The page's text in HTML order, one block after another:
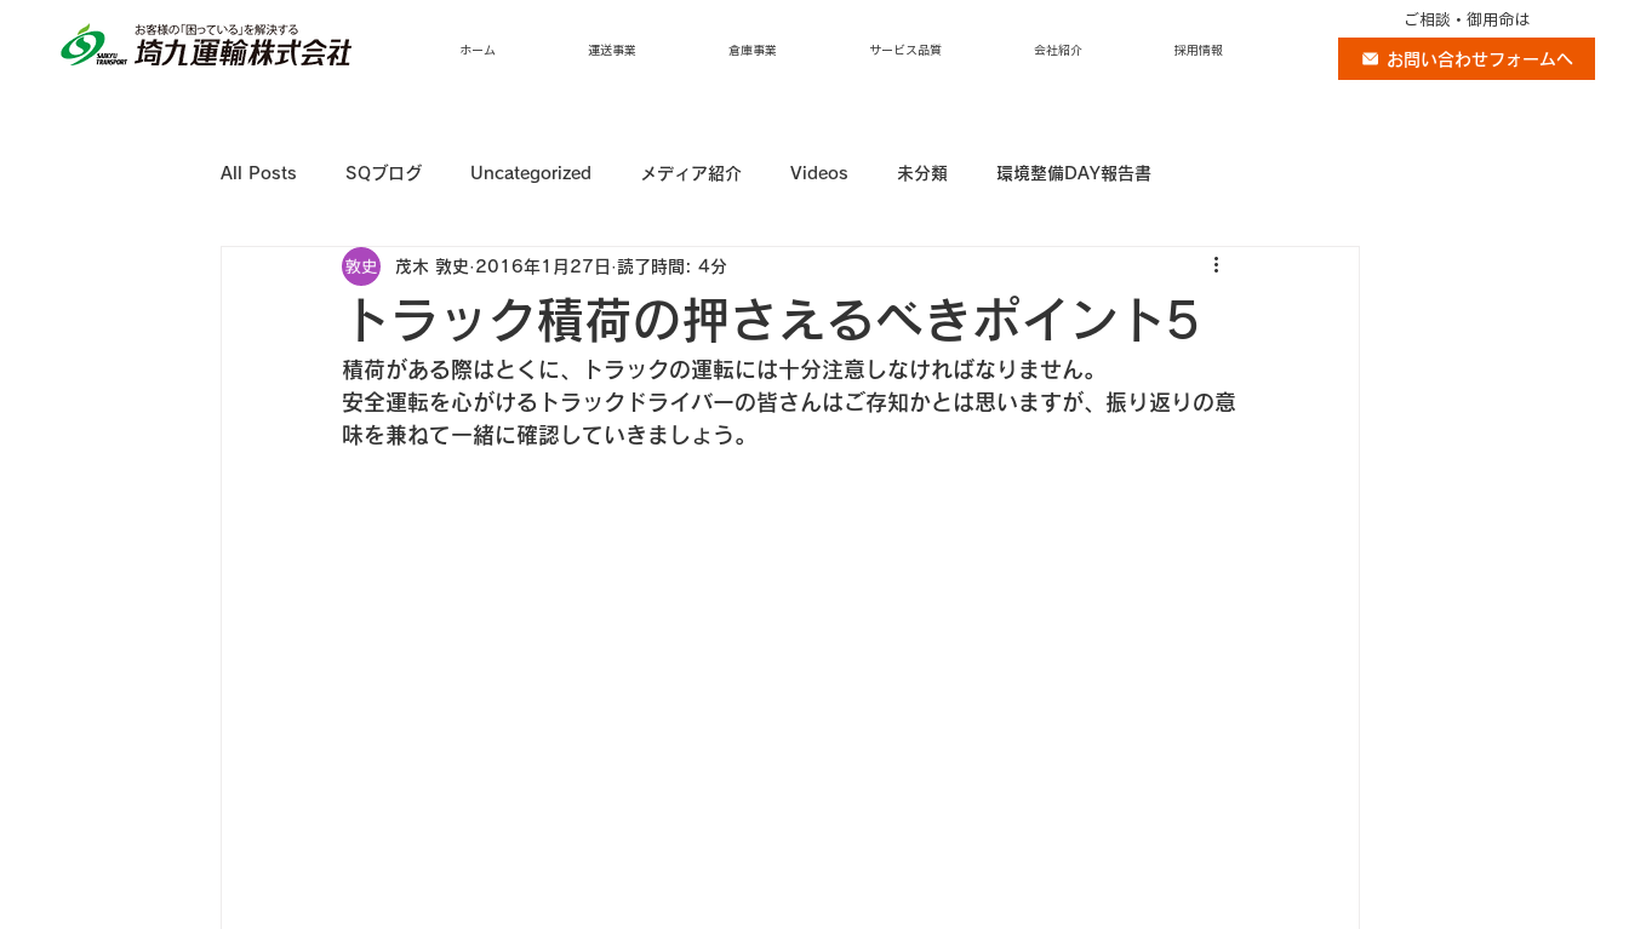
ホーム 運送事業 倉庫事業 サービス品質 会社紹介 採用情報
ご相談・御用命は
お問い合わせフォームへ
All Posts SQブログ Uncategorized メディア紹介 Videos 未分類 環境整備DAY報告書
トラック積荷の押さえるべきポイント5
茂木 敦史 2016年1月27日 読了時間: 4分
積荷がある際はとくに、トラックの運転には十分注意しなければなりません。
安全運転を心がけるトラックドライバーの皆さんはご存知かとは思いますが、振り返りの意
味を兼ねて一緒に確認していきましょう。